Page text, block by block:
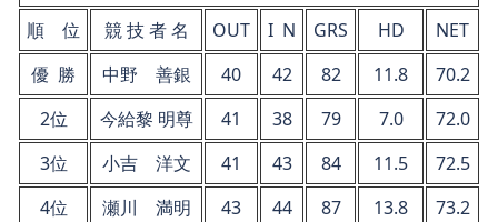
順 位
競 技 者 名 OUT I N GRS HD
NET
優 勝
中野 善銀 40 42 82 11.8
70.2
2位
今給黎 明尊 41 38 79 7.0
72.0
3位
小吉 洋文 41 43 84 11.5
72.5
4位
瀬川 満明 43 44 87 13.8
73.2